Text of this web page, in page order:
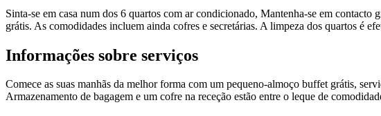
Sinta-se em casa num dos 6 quartos com ar condicionado, Mantenha-se em
grátis. As comodidades incluem ainda cofres e secretárias. A limpeza dos quartos é
Informações sobre serviços
Comece as suas manhãs da melhor forma com um pequeno-almoço buffet grátis,
Armazenamento de bagagem e um cofre na receção estão entre o leque de